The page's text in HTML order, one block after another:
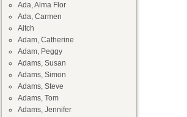
Ada, Alma Flor
Ada, Carmen
Aitch
Adam, Catherine
Adam, Peggy
Adams, Susan
Adams, Simon
Adams, Steve
Adams, Tom
Adams, Jennifer